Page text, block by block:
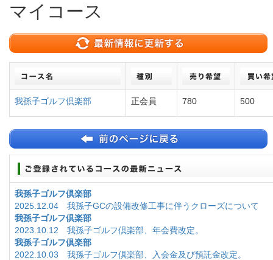
マイコース
我孫子ゴルフ倶楽部 正会員 780 500
我孫子ゴルフ倶楽部
2025.12.04 我孫子GCの設備改修工事に伴うクローズについて
我孫子ゴルフ倶楽部
2023.10.12 我孫子ゴルフ倶楽部、年会費改定。
我孫子ゴルフ倶楽部
2022.10.03 我孫子ゴルフ倶楽部、入会金及び預託金改定。